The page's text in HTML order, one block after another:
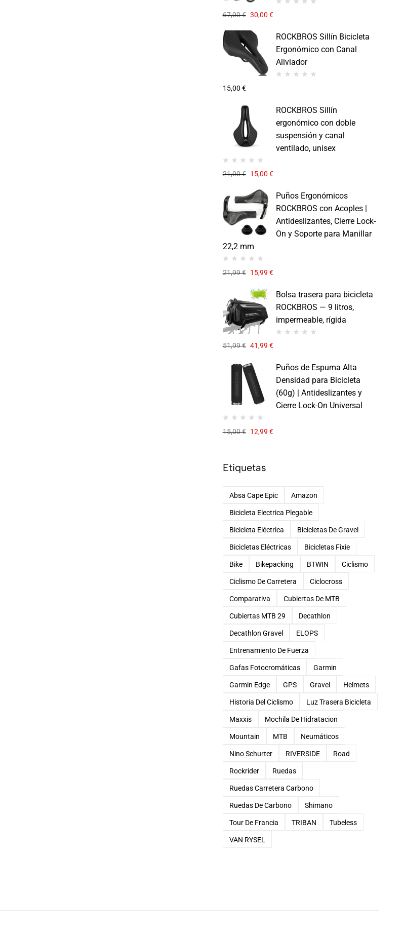
67,00€ 30,00 €
ROCKBROS Sillín Bicicleta
Ergonómico con Canal
Aliviador
15,00 €
ROCKBROS Sillín
ergonómico con doble
suspensión y canal
ventilado, unisex
21,00€ 15,00 €
Puños Ergonómicos
ROCKBROS con Acoples |
Antideslizantes, Cierre Lock-
On y Soporte para Manillar
22,2 mm
21,99€ 15,99 €
Bolsa trasera para bicicleta
ROCKBROS — 9 litros,
impermeable, rígida
51,99€ 41,99 €
Puños de Espuma Alta
Densidad para Bicicleta
(60g) | Antideslizantes y
Cierre Lock-On Universal
15,00€ 12,99 €
Etiquetas
Absa Cape Epic Amazon
Bicicleta Electrica Plegable
Bicicleta Eléctrica Bicicletas De Gravel
Bicicletas Eléctricas Bicicletas Fixie
Bike Bikepacking BTWIN Ciclismo
Ciclismo De Carretera Ciclocross
Comparativa Cubiertas De MTB
Cubiertas MTB 29 Decathlon
Decathlon Gravel ELOPS
Entrenamiento De Fuerza
Gafas Fotocromáticas Garmin
Garmin Edge GPS Gravel Helmets
Historia Del Ciclismo Luz Trasera Bicicleta
Maxxis Mochila De Hidratacion
Mountain MTB Neumáticos
Nino Schurter RIVERSIDE Road
Rockrider Ruedas
Ruedas Carretera Carbono
Ruedas De Carbono Shimano
Tour De Francia TRIBAN Tubeless
VAN RYSEL